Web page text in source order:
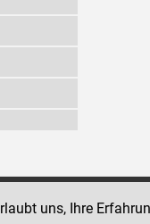
1080 Wien
uns, Ihre